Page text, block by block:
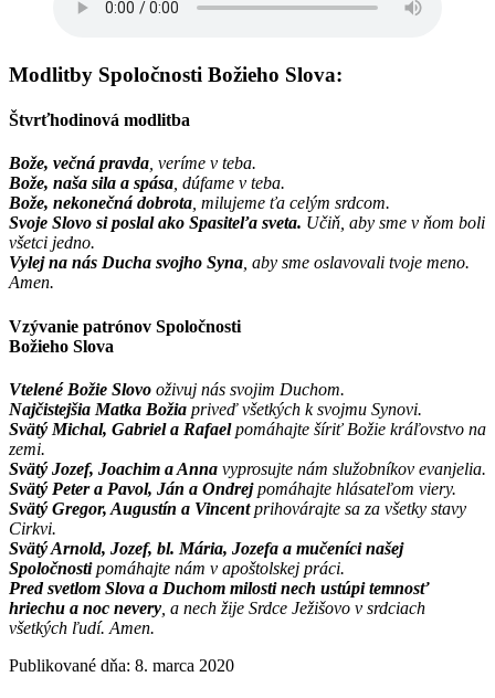
Modlitby Spoločnosti Božieho Slova:
Štvrťhodinová modlitba
Bože, večná pravda, veríme v teba.
Bože, naša sila a spása, dúfame v teba.
Bože, nekonečná dobrota, milujeme ťa celým srdcom.
Svoje Slovo si poslal ako Spasiteľa sveta. Učiň, aby sme v ňom boli
všetci jedno.
Vylej na nás Ducha svojho Syna, aby sme oslavovali tvoje meno.
Amen.
Vzývanie patrónov Spoločnosti
Božieho Slova
Vtelené Božie Slovo oživuj nás svojim Duchom.
Najčistejšia Matka Božia priveď všetkých k svojmu Synovi.
Svätý Michal, Gabriel a Rafaelpomáhajte šíriť Božie kráľovstvo na
zemi.
Svätý Jozef, Joachim a Anna vyprosujte nám služobníkov evanjelia.
Svätý Peter a Pavol, Ján a Ondrejpomáhajte hlásateľom viery.
Svätý Gregor, Augustín a Vincentprihovárajte sa za všetky stavy
Cirkvi.
Svätý Arnold, Jozef, bl. Mária, Jozefa a mučeníci našej
Spoločnostipomáhajte nám v apoštolskej práci.
Pred svetlom Slova a Duchom milosti nech ustúpi temnosť
hriechu a noc nevery , a nech žije Srdce Ježišovo v srdciach
všetkých ľudí. Amen.
Publikované dňa: 8. marca 2020